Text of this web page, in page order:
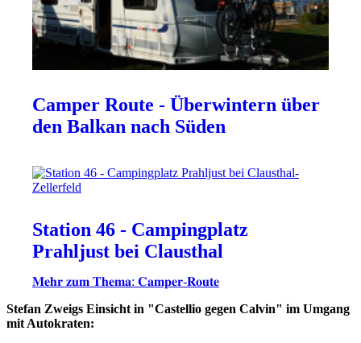
Camper Route - Überwintern über
den Balkan nach Süden
Station 46 - Campingplatz
Prahljust bei Clausthal
𝐌𝐞𝐡𝐫 𝐳𝐮𝐦 𝐓𝐡𝐞𝐦𝐚: 𝐂𝐚𝐦𝐩𝐞𝐫-𝐑𝐨𝐮𝐭𝐞
Stefan Zweigs Einsicht in "Castellio gegen Calvin" im Umgang
mit Autokraten: